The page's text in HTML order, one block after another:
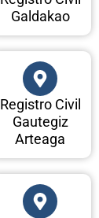
Galdakao
Registro Civil
Gautegiz
Arteaga